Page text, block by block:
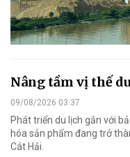
Nâng tầm vị thế
09/08/2026 03:37
Phát triển du lịch gắn với
hóa sản phẩm đang trở
Cát Hải.